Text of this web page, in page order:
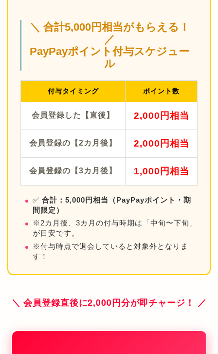
＼ 合計5,000円相当がもらえる！
／
PayPayポイント付与スケジュー
ル
付与タイミング ポイント数
会員登録した【直後】 2,000円相当
会員登録の【2カ月後】 2,000円相当
会員登録の【3カ月後】 1,000円相当
✅ 合計：5,000円相当（PayPayポイント・期
間限定）
※2カ月後、3カ月の付与時期は「中旬〜下旬」
が目安です。
※付与時点で退会していると対象外となりま
す！
＼ 会員登録直後に2,000円分が即チャージ！ ／